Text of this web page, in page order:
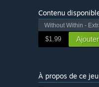
Contenu
Without Within -
$1.99
À propos de ce jeu